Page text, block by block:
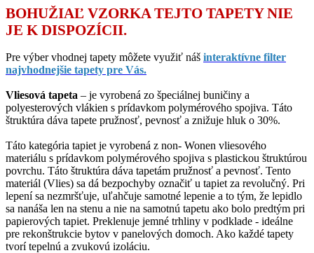
BOHUŽIAĽ VZORKA TEJTO TAPETY NIE
JE K DISPOZÍCII.
Pre výber vhodnej tapety môžete využiť náš interaktívne filter
najvhodnejšie tapety pre Vás.
Vliesová tapeta – je vyrobená zo špeciálnej buničiny a
polyesterových vlákien s prídavkom polymérového spojiva. Táto
štruktúra dáva tapete pružnosť, pevnosť a znižuje hluk o 30%.
Táto kategória tapiet je vyrobená z non- Wonen vliesového
materiálu s prídavkom polymérového spojiva s plastickou štruktúrou
povrchu. Táto štruktúra dáva tapetám pružnosť a pevnosť. Tento
materiál (Vlies) sa dá bezpochyby označiť u tapiet za revolučný. Pri
lepení sa nezmršťuje, uľahčuje samotné lepenie a to tým, že lepidlo
sa nanáša len na stenu a nie na samotnú tapetu ako bolo predtým pri
papierových tapiet. Preklenuje jemné trhliny v podklade - ideálne
pre rekonštrukcie bytov v panelových domoch. Ako každé tapety
tvorí tepelnú a zvukovú izoláciu.